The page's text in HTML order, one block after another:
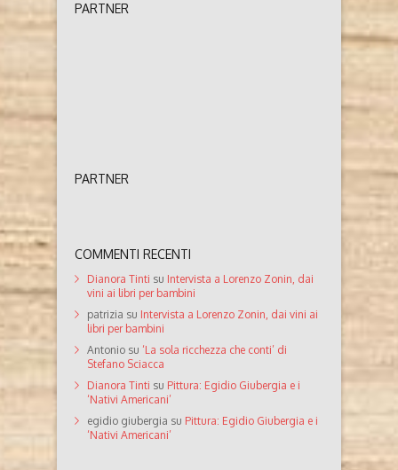
PARTNER
PARTNER
COMMENTI RECENTI
Dianora Tinti su Intervista a Lorenzo Zonin, dai
vini ai libri per bambini
patrizia su Intervista a Lorenzo Zonin, dai vini ai
libri per bambini
Antonio su ‘La sola ricchezza che conti’ di
Stefano Sciacca
Dianora Tinti su Pittura: Egidio Giubergia e i
‘Nativi Americani’
egidio giubergia su Pittura: Egidio Giubergia e i
‘Nativi Americani’